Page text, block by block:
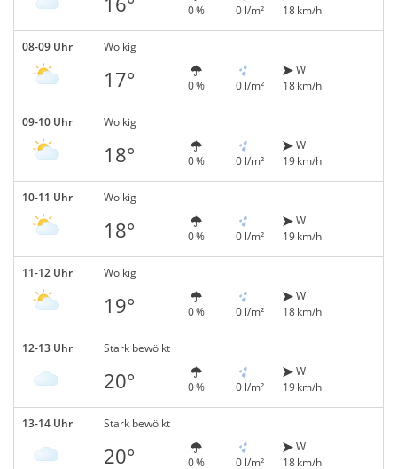
0 % 0 l/m²
18 km/h
08-09 Uhr Wolkig
17° 0 % 0 l/m²
W
18 km/h
09-10 Uhr Wolkig
18° 0 % 0 l/m²
W
19 km/h
10-11 Uhr Wolkig
18° 0 % 0 l/m²
W
19 km/h
11-12 Uhr Wolkig
19° 0 % 0 l/m²
W
18 km/h
12-13 Uhr Stark bewölkt
20° 0 % 0 l/m²
W
19 km/h
13-14 Uhr Stark bewölkt
20° 0 % 0 l/m²
W
18 km/h